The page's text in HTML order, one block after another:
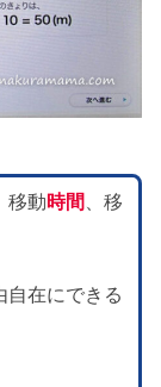
移動時間 、移
自在にできる